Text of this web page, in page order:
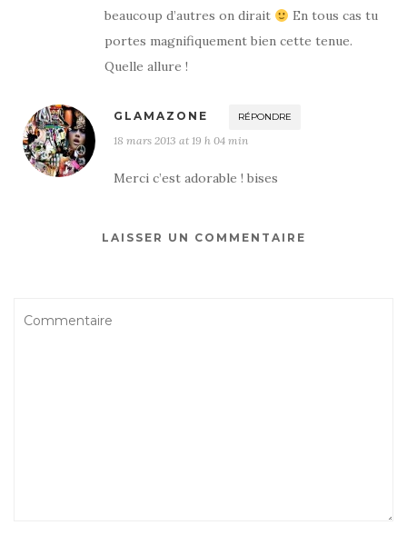
beaucoup d’autres on dirait
En tous cas tu
portes magnifiquement bien cette tenue.
Quelle allure !
GLAMAZONE RÉPONDRE
18 mars 2013 at 19 h 04 min
Merci c’est adorable ! bises
LAISSER UN COMMENTAIRE